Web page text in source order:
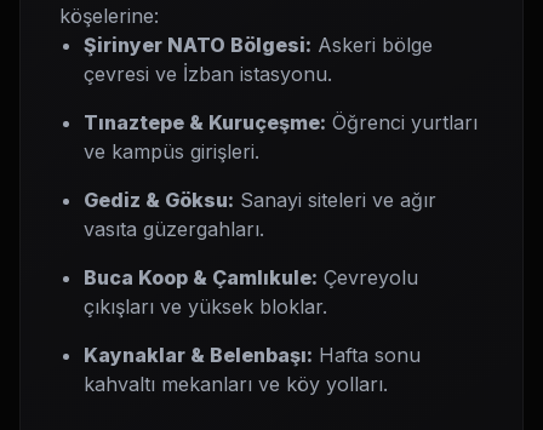
köşelerine:
Şirinyer NATO Bölgesi: Askeri bölge
çevresi ve İzban istasyonu.
Tınaztepe & Kuruçeşme: Öğrenci yurtları
ve kampüs girişleri.
Gediz & Göksu: Sanayi siteleri ve ağır
vasıta güzergahları.
Buca Koop & Çamlıkule: Çevreyolu
çıkışları ve yüksek bloklar.
Kaynaklar & Belenbaşı: Hafta sonu
kahvaltı mekanları ve köy yolları.